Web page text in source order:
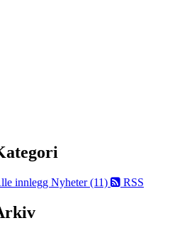
innlegg Nyheter (11) RSS